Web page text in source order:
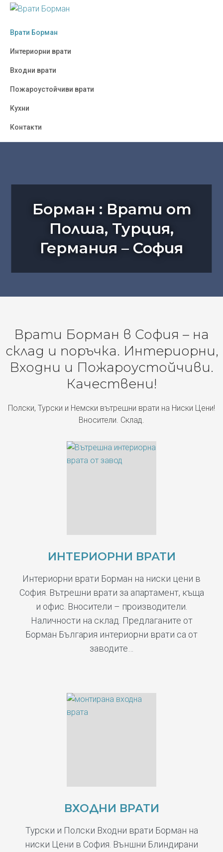
Skip
primary
Skip
main
Skip
footer
БОРМАН
:
Врати
Полша,
Украйна,
-
София
Врати Борман
Интериорни врати
Входни врати
Пожароустойчиви врати
Кухни
Контакти
Борман : Врати от
Полша, Турция,
Германия – София
Врати Борман в София – на
склад и поръчка. Интериорни,
Входни и Пожароустойчиви.
Качествени!
Полски, Турски и Немски вътрешни врати на Ниски Цени!
Вносители. Склад.
ИНТЕРИОРНИ ВРАТИ
Интериорни врати Борман на ниски цени в
София. Вътрешни врати за апартамент, къща
и офис. Вносители – производители.
Наличности на склад. Предлаганите от
Борман България интериорни врати са от
заводите…
ВХОДНИ ВРАТИ
Турски и Полски Входни врати Борман на
ниски Цени в София. Външни Блиндирани